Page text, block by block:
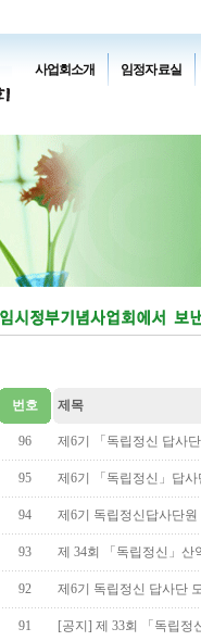
사업회소개 임정자료실
번호 제목
96 제6기 「독립정신 답사
95 제6기 「독립정신」답
94 제6기 독립정신답사단
93 제 34회 「독립정신」산
92 제6기 독립정신 답사단
91 [공지] 제 33회 「독립정